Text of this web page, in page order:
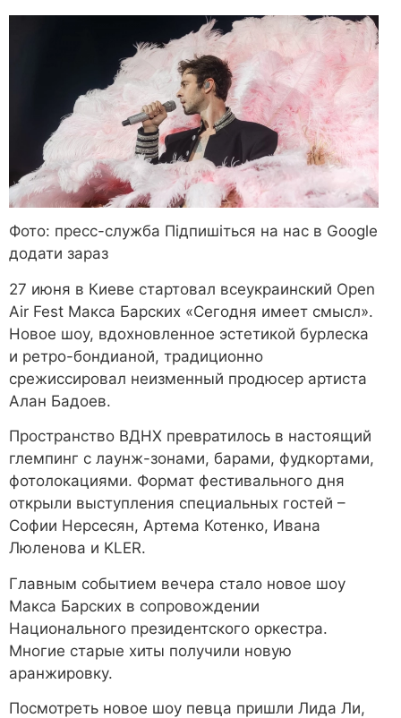
Фото: пресс-служба Підпишіться на нас в Google
додати зараз
27 июня в Киеве стартовал всеукраинский Open
Air Fest Макса Барских «Сегодня имеет смысл».
Новое шоу, вдохновленное эстетикой бурлеска
и ретро-бондианой, традиционно
срежиссировал неизменный продюсер артиста
Алан Бадоев.
Пространство ВДНХ превратилось в настоящий
глемпинг с лаунж-зонами, барами, фудкортами,
фотолокациями. Формат фестивального дня
открыли выступления специальных гостей –
Софии Нерсесян, Артема Котенко, Ивана
Люленова и KLER.
Главным событием вечера стало новое шоу
Макса Барских в сопровождении
Национального президентского оркестра.
Многие старые хиты получили новую
аранжировку.
Посмотреть новое шоу певца пришли Лида Ли,